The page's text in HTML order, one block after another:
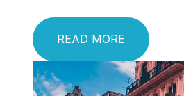
READ MORE